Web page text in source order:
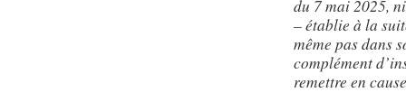
du 7 mai 2025,
– établie à la
même pas dans
complément
remettre en